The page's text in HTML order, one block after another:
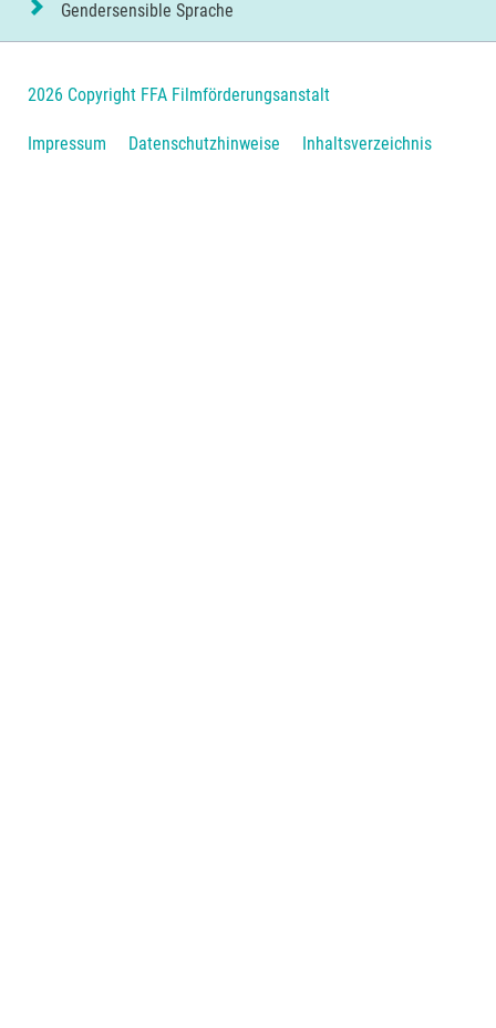
Gendersensible Sprache
2026 Copyright FFA Filmförderungsanstalt
Navigation
Impressum Datenschutzhinweise Inhaltsverzeichnis